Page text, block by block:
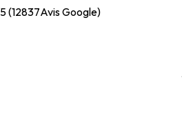
(12837Avis Google)